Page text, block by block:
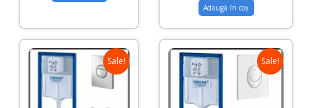
Adaugă în coș
Sale! Sale!